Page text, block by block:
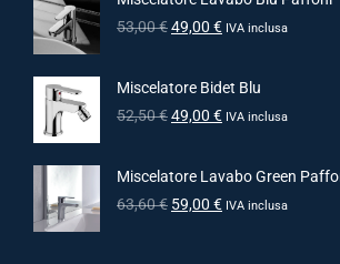
53,00€49,00 € IVA inclusa
Miscelatore Bidet Blu
52,50€49,00 € IVA inclusa
Miscelatore Lavabo Green
63,60€ 59,00 € IVA inclusa